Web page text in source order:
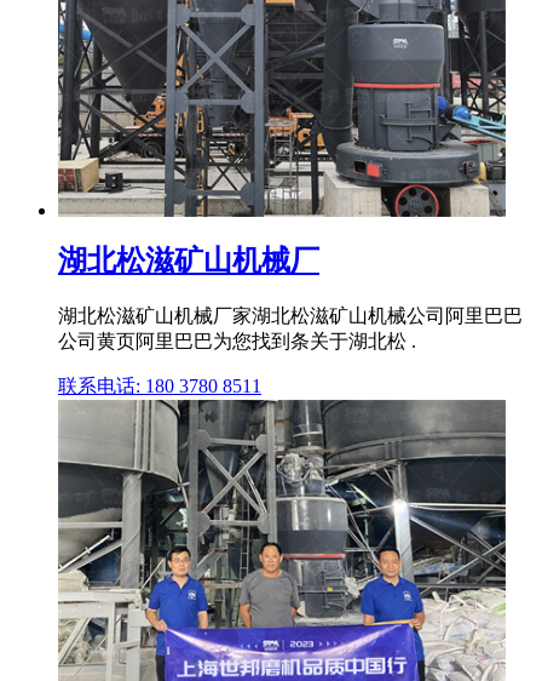
湖北松滋矿山机械厂
湖北松滋矿山机械厂家湖北松滋矿山机械公司阿里巴巴
公司黄页阿里巴巴为您找到条关于湖北松 .
联系电话: 180 3780 8511